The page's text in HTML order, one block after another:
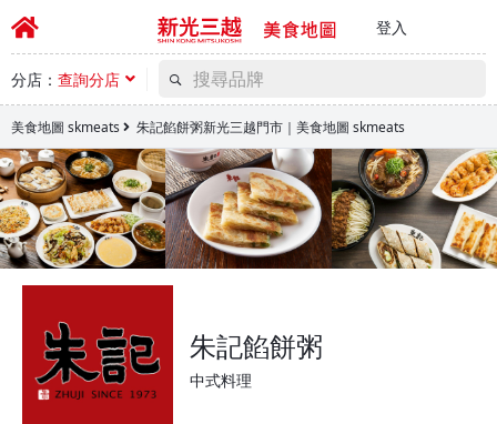
登入
分店： 查詢分店
美食地圖 skmeats 朱記餡餅粥新光三越門市｜美食地圖 skmeats
朱記餡餅粥
中式料理